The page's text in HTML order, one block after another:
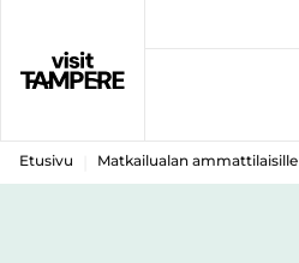
Etusivu Matkailualan ammattilaisille